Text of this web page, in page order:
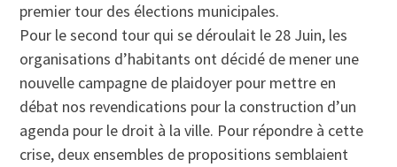
premier tour des élections municipales.
Pour le second tour qui se déroulait le 28 Juin, les
organisations d’habitants ont décidé de mener une
nouvelle campagne de plaidoyer pour mettre en
débat nos revendications pour la construction d’un
agenda pour le droit à la ville. Pour répondre à cette
crise, deux ensembles de propositions semblaient